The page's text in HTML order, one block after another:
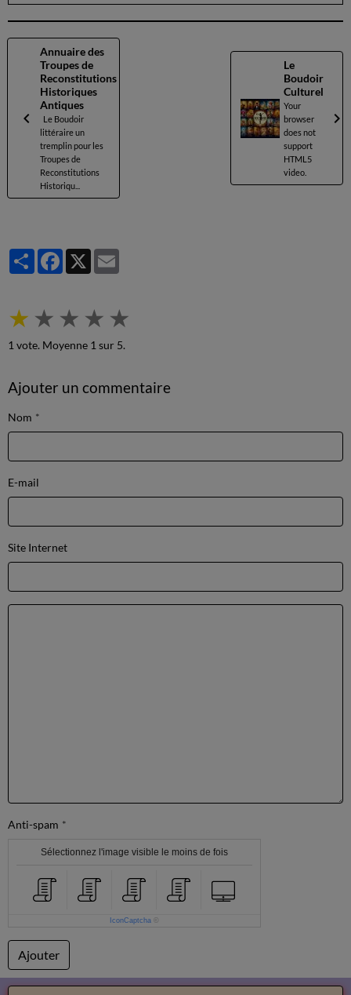
Annuaire des
Troupes de
Reconstitutions
Historiques
Antiques
Le Boudoir
littéraire un
tremplin pour les
Troupes de
Reconstitutions
Historiqu...
Le
Boudoir
Culturel
Your
browser
does not
support
HTML5
video.
PartagerFacebook
★ ★ ★ ★ ★
1vote. Moyenne 1sur 5.
Ajouter un commentaire
Nom
E-mail
Site Internet
Anti-spam
Sélectionnez l'image visible le moins de fois
IconCaptcha ©
Ajouter